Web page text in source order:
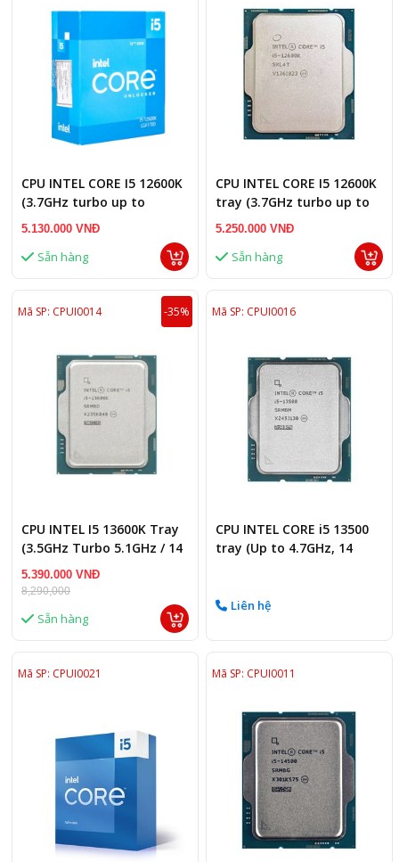
CPU INTEL CORE I5 12600K
(3.7GHz turbo up to
4.9Ghz, 10 nhân 16
1700)
5.130.000 VNĐ
Sẵn hàng
CPU INTEL CORE I5 12600K
tray (3.7GHz turbo up to
4.9Ghz, 10 nhân 16
1700)
5.250.000 VNĐ
Sẵn hàng
Mã SP: CPUI0014 -35%
CPU INTEL I5 13600K Tray
(3.5GHz Turbo 5.1GHz / 14
Nhân 20 Luồng/ LGA 1700)
5.390.000 VNĐ
8,290,000
Sẵn hàng
Mã SP: CPUI0016
CPU INTEL CORE i5 13500
tray (Up to 4.7GHz, 14
Liên hệ
Mã SP: CPUI0021 Mã SP: CPUI0011